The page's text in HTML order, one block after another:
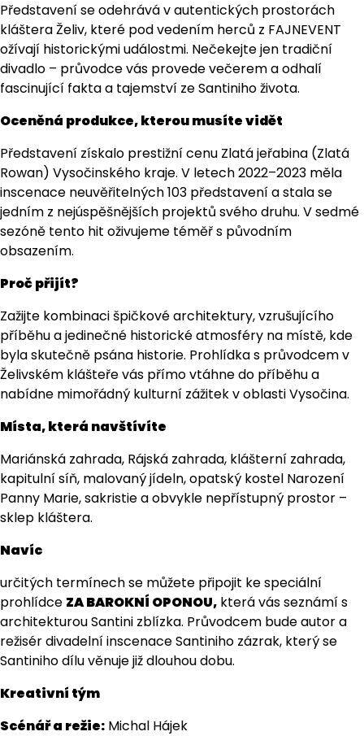
Představení se odehrává v autentických prostorách
kláštera Želiv, které pod vedením herců z FAJNEVENT
ožívají historickými událostmi. Nečekejte jen tradiční
divadlo – průvodce vás provede večerem a odhalí
fascinující fakta a tajemství ze Santiniho života.
Oceněná produkce, kterou musíte vidět
Představení získalo prestižní cenu Zlatá jeřabina (Zlatá
Rowan) Vysočinského kraje. V letech 2022–2023 měla
inscenace neuvěřitelných 103 představení a stala se
jedním z nejúspěšnějších projektů svého druhu. V sedmé
sezóně tento hit oživujeme téměř s původním
obsazením.
Proč přijít?
Zažijte kombinaci špičkové architektury, vzrušujícího
příběhu a jedinečné historické atmosféry na místě, kde
byla skutečně psána historie. Prohlídka s průvodcem v
Želivském klášteře vás přímo vtáhne do příběhu a
nabídne mimořádný kulturní zážitek v oblasti Vysočina.
Místa, která navštívíte
Mariánská zahrada, Rájská zahrada, klášterní zahrada,
kapitulní síň, malovaný jídeln, opatský kostel Narození
Panny Marie, sakristie a obvykle nepřístupný prostor –
sklep kláštera.
Navíc
určitých termínech se můžete připojit ke speciální
prohlídce ZA BAROKNÍ OPONOU, která vás seznámí s
architekturou Santini zblízka. Průvodcem bude autor a
režisér divadelní inscenace Santiniho zázrak, který se
Santiniho dílu věnuje již dlouhou dobu.
Kreativní tým
Scénář a režie: Michal Hájek